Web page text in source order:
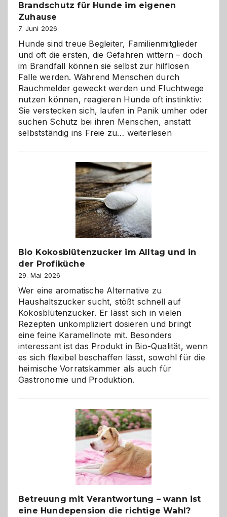
Brandschutz für Hunde im eigenen
Zuhause
7. Juni 2026
Hunde sind treue Begleiter, Familienmitglieder
und oft die ersten, die Gefahren wittern – doch
im Brandfall können sie selbst zur hilflosen
Falle werden. Während Menschen durch
Rauchmelder geweckt werden und Fluchtwege
nutzen können, reagieren Hunde oft instinktiv:
Sie verstecken sich, laufen in Panik umher oder
suchen Schutz bei ihren Menschen, anstatt
selbstständig ins Freie zu… Wenn
Freund
in
Gefahr
ist:
Brandschutz
für
Hunde
eigenen
weiterlesen
Bio Kokosblütenzucker im Alltag und in
der Profiküche
29. Mai 2026
Wer eine aromatische Alternative zu
Haushaltszucker sucht, stößt schnell auf
Kokosblütenzucker. Er lässt sich in vielen
Rezepten unkompliziert dosieren und bringt
eine feine Karamellnote mit. Besonders
interessant ist das Produkt in Bio-Qualität, wenn
es sich flexibel beschaffen lässt, sowohl für die
heimische Vorratskammer als auch für
Gastronomie und Produktion.
Betreuung mit Verantwortung – wann ist
eine Hundepension die richtige Wahl?